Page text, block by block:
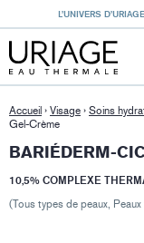
L’UNIVERS D’URIAGE
Accueil › Visage › Soins
Gel-Crème
BARIÉDERM-
10,5% COMPLEXE
(Tous types de peaux, Peaux